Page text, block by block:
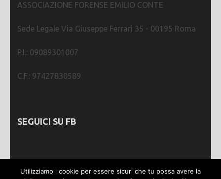
ASSOCIAZIONE FORENSE EMILIO CONTE
Sede Legale Via Giuseppe Ferrari 35 - 00195 Roma
P.I.: 09089301007
C.F.: 97427830589
SEGUICI SU FB
Utilizziamo i cookie per essere sicuri che tu possa avere la